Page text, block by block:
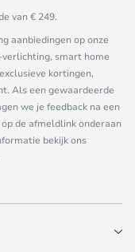
van € 249.
aanbiedingen op onze
smart home
kortingen,
Als een gewaardeerde
we je feedback na een
de afmeldlink onderaan
bekijk ons